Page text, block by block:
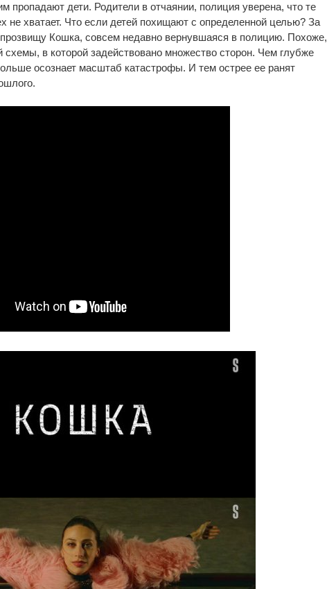
пропадают дети. Родители в отчаянии, полиция уверена, что те
не хватает. Что если детей похищают с определенной целью? За
Кошка, совсем недавно вернувшаяся в полицию. Похоже,
в которой задействовано множество сторон. Чем глубже
осознает масштаб катастрофы. И тем острее ее ранят